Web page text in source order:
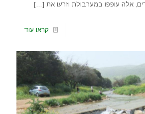
אלה עופפו במערבולת וזרעו את […]
קראו עוד